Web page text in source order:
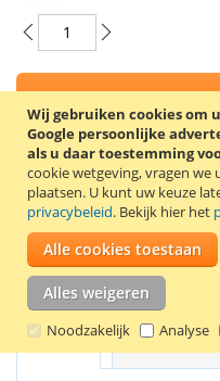
Wij gebruiken cookies om
Google persoonlijke
als u daar toestemming
cookie wetgeving, vragen
plaatsen. U kunt uw keuze
privacybeleid. Bekijk hier het
Alle cookies toestaan
Alles weigeren
Noodzakelijk Analyse
In
VOEG TOE
TOEVOEGEN
Stijlvolle book case voor de